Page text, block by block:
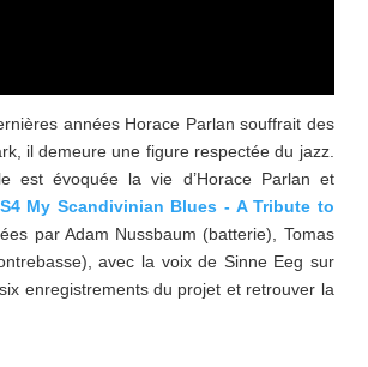
années Horace Parlan souffrait des
il demeure une figure respectée du jazz.
est évoquée la vie d’Horace Parlan et
My Scandivinian Blues - A Tribute to
par Adam Nussbaum (batterie), Tomas
avec la voix de Sinne Eeg sur
enregistrements du projet et retrouver la